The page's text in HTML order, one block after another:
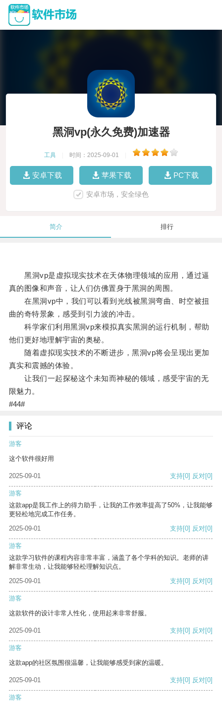
黑洞vp(永久免费)加速器
工具 时间：2025-09-01
安卓下载 苹果下载 PC下载
安卓市场，安全绿色
简介 排行
黑洞vp是虚拟现实技术在天体物理领域的应用，通过逼
真的图像和声音，让人们仿佛置身于黑洞的周围。
在黑洞vp中，我们可以看到光线被黑洞弯曲、时空被扭
曲的奇特景象，感受到引力波的冲击。
科学家们利用黑洞vp来模拟真实黑洞的运行机制，帮助
他们更好地理解宇宙的奥秘。
随着虚拟现实技术的不断进步，黑洞vp将会呈现出更加
真实和震撼的体验。
让我们一起探秘这个未知而神秘的领域，感受宇宙的无
限魅力。
#44#
评论
游客
这个软件很好用
2025-09-01 支持[0] 反对[0]
游客
这款app是我工作上的得力助手，让我的工作效率提高了50%，让我能够
更轻松地完成工作任务。
2025-09-01
支持[0] 反对[0]
游客
这款学习软件的课程内容非常丰富，涵盖了各个学科的知识。老师的讲
解非常生动，让我能够轻松理解知识点。
2025-09-01
支持[0] 反对[0]
游客
这款软件的设计非常人性化，使用起来非常舒服。
2025-09-01 支持[0] 反对[0]
游客
这款app的社区氛围很温馨，让我能够感受到家的温暖。
2025-09-01 支持[0] 反对[0]
游客